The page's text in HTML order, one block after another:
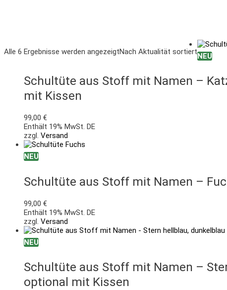
Alle 6 Ergebnisse werden angezeigtNach Aktualität sortiertNEU
Schultüte aus Stoff mit Namen –
mit Kissen
99,00 €
Enthält 19% MwSt. DE
zzgl. Versand
NEU
Schultüte aus Stoff mit Namen –
99,00 €
Enthält 19% MwSt. DE
zzgl. Versand
NEU
Schultüte aus Stoff mit Namen –
optional mit Kissen